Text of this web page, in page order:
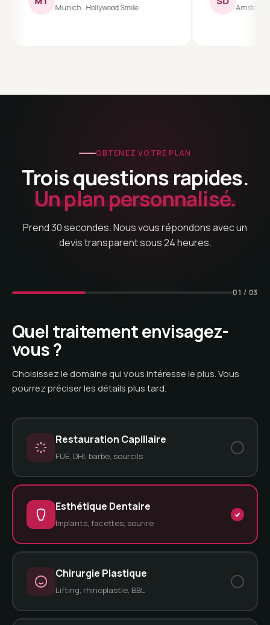
Munich · Hollywood Smile Amsterdam ·
OBTENEZ VOTRE PLAN
Trois questions rapides.
Un plan personnalisé.
Prend 30 secondes. Nous vous répondons avec un
devis transparent sous 24 heures.
01 / 03
Quel traitement envisagez-
vous ?
Choisissez le domaine qui vous intéresse le plus. Vous
pourrez préciser les détails plus tard.
Restauration Capillaire
FUE, DHI, barbe, sourcils
Esthétique Dentaire
Implants, facettes, sourire
Chirurgie Plastique
Lifting, rhinoplastie, BBL